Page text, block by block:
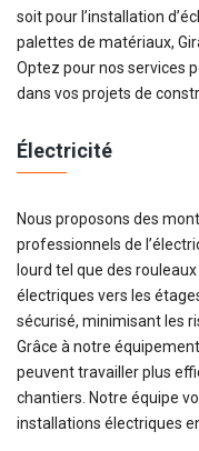
soit pour l’installation
palettes de matériaux,
Optez pour nos services
dans vos projets de
Électricité
Nous proposons des
professionnels de
lourd tel que des
électriques vers les
sécurisé, minimisant les
Grâce à notre
peuvent travailler plus
chantiers. Notre équipe
installations électriques